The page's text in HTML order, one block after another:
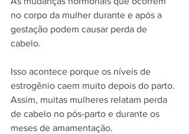
no corpo da mulher durante e após a
gestação podem causar perda de
cabelo.
Isso acontece porque os níveis de
estrogênio caem muito depois do parto.
Assim, muitas mulheres relatam perda
de cabelo no pós-parto e durante os
meses de amamentação.